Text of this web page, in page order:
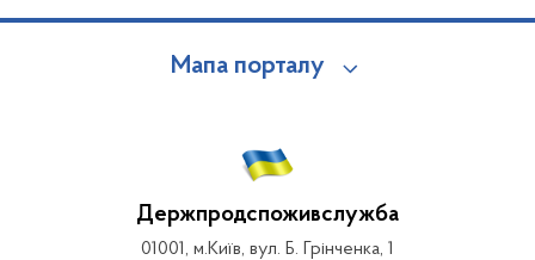
Мапа порталу
Держпродспоживслужба
01001, м.Київ, вул. Б. Грінченка, 1